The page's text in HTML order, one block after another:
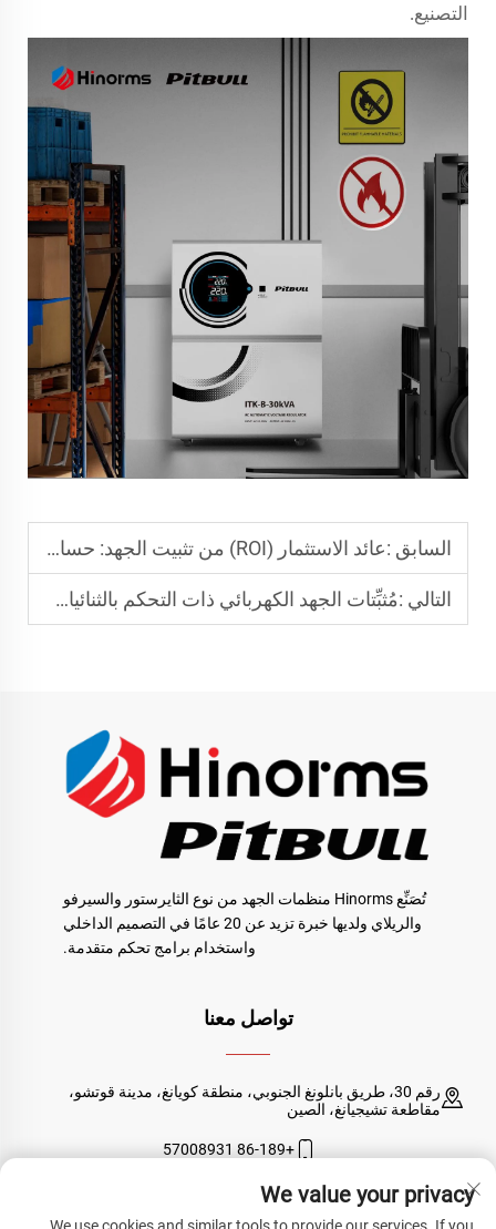
التصنيع.
السابق :عائد الاستثمار (ROI) من تثبيت الجهد: حساب فترة الاسترداد عبر حماية المعدات
التالي :مُثبِّتات الجهد الكهربائي ذات التحكم بالثنائيات المُتحكَّم بها من القطب (SCR) مقابل مُثبِّتات الجهد الكهربائي ذات المحركات المؤازرة: أي تقنية تناسب قطاعك الصناعي؟
تُصَنِّع Hinorms منظمات الجهد من نوع الثايرستور والسيرفو
والريلاي ولديها خبرة تزيد عن 20 عامًا في التصميم الداخلي
واستخدام برامج تحكم متقدمة.
تواصل معنا
رقم 30، طريق بانلونغ الجنوبي، منطقة كويانغ، مدينة قوتشو،
مقاطعة تشيجيانغ، الصين
+86-189 57008931
Avery@hinorms.comWe value your privacy